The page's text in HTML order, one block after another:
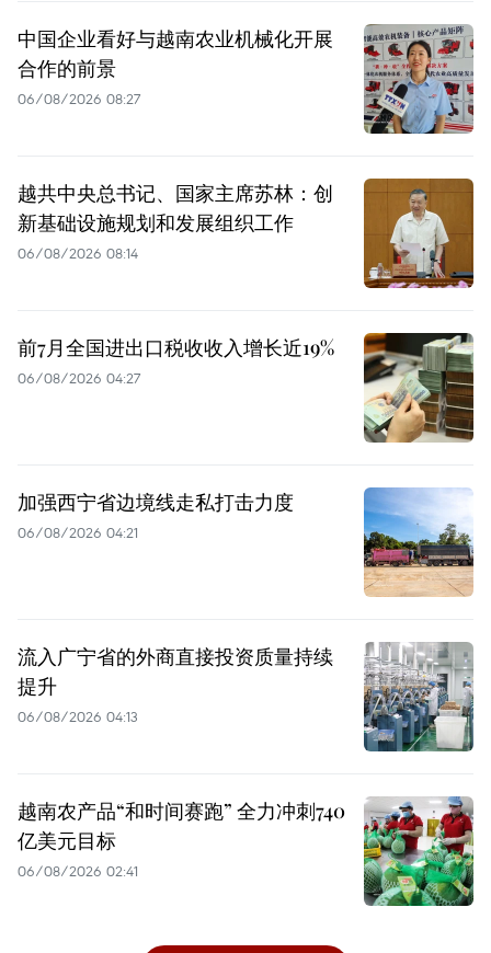
中国企业看好与越南农业机械化开展
合作的前景
06/08/2026 08:27
越共中央总书记、国家主席苏林：创
新基础设施规划和发展组织工作
06/08/2026 08:14
前7月全国进出口税收收入增长近19%
06/08/2026 04:27
加强西宁省边境线走私打击力度
06/08/2026 04:21
流入广宁省的外商直接投资质量持续
提升
06/08/2026 04:13
越南农产品“和时间赛跑” 全力冲刺740
亿美元目标
06/08/2026 02:41